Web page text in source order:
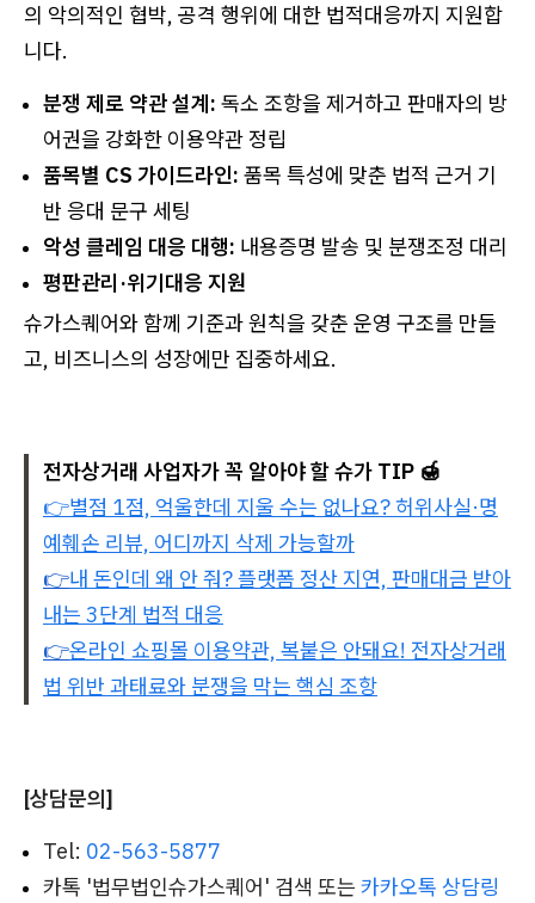
의 악의적인 협박, 공격 행위에 대한 법적대응까지 지원합
니다.
분쟁 제로 약관 설계: 독소 조항을 제거하고 판매자의 방
어권을 강화한 이용약관 정립
품목별 CS 가이드라인: 품목 특성에 맞춘 법적 근거 기
반 응대 문구 세팅
악성 클레임 대응 대행: 내용증명 발송 및 분쟁조정 대리
평판관리·위기대응 지원
슈가스퀘어와 함께 기준과 원칙을 갖춘 운영 구조를 만들
고, 비즈니스의 성장에만 집중하세요.
전자상거래 사업자가 꼭 알아야 할 슈가 TIP 🍯
👉별점 1점, 억울한데 지울 수는 없나요? 허위사실·명
예훼손 리뷰, 어디까지 삭제 가능할까
👉내 돈인데 왜 안 줘? 플랫폼 정산 지연, 판매대금 받아
내는 3단계 법적 대응
👉온라인 쇼핑몰 이용약관, 복붙은 안돼요! 전자상거래
법 위반 과태료와 분쟁을 막는 핵심 조항
[상담문의]
Tel: 02-563-5877
카톡 '법무법인슈가스퀘어' 검색 또는 카카오톡 상담링